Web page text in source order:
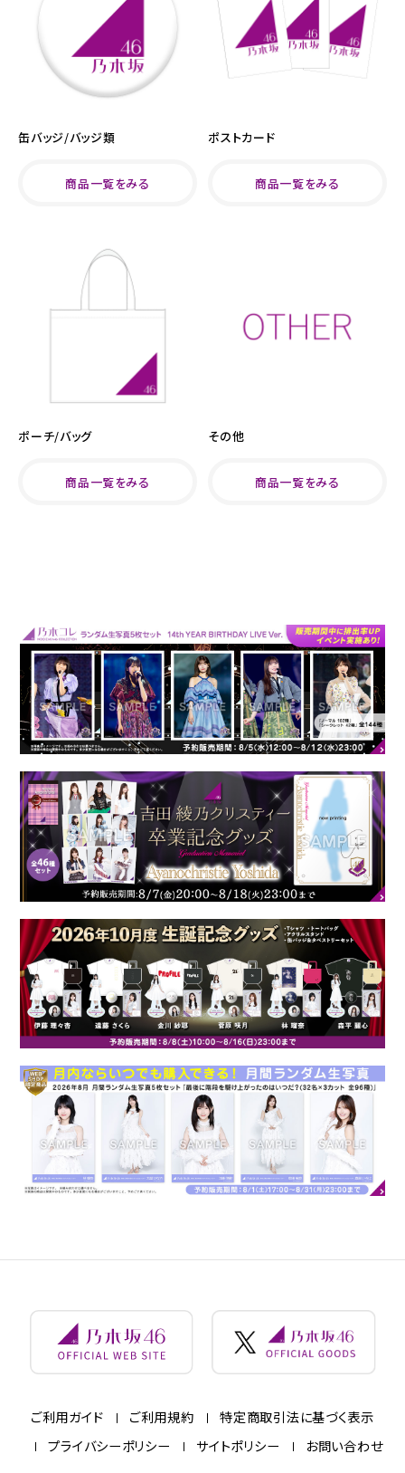
缶バッジ/バッジ類
商品一覧をみる
ポストカード
商品一覧をみる
ポーチ/バッグ
商品一覧をみる
その他
商品一覧をみる
ご利用ガイド ご利用規約
特定商取引法に基づく表示
プライバシーポリシー
サイトポリシー お問い合わせ